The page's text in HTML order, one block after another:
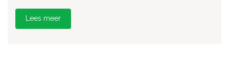
Lees meer